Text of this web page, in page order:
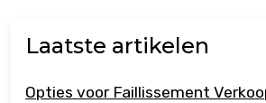
Laatste artikelen
Opties voor Faillissement